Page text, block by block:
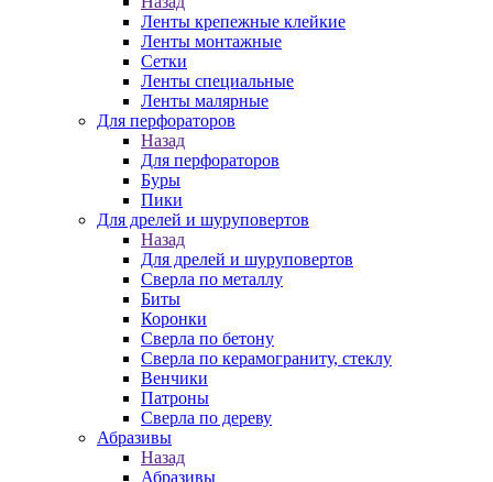
Ленты крепежные клейкие
Ленты монтажные
Сетки
Ленты специальные
Ленты малярные
Для перфораторов
Назад
Для перфораторов
Буры
Пики
Для дрелей и шуруповертов
Назад
Для дрелей и шуруповертов
Сверла по металлу
Биты
Коронки
Сверла по бетону
Сверла по керамограниту, стеклу
Венчики
Патроны
Сверла по дереву
Абразивы
Назад
Абразивы